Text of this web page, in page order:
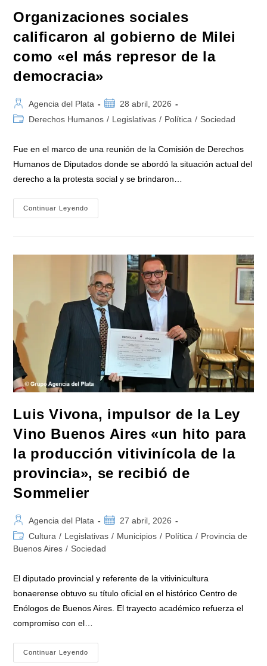
Organizaciones sociales
calificaron al gobierno de Milei
como «el más represor de la
democracia»
Autor
de
Agencia del Plata
Publicación
de
28 abril, 2026
Categoría
Derechos Humanos / Legislativas / Política / Sociedad
Fue en el marco de una reunión de la Comisión de Derechos
Humanos de Diputados donde se abordó la situación actual del
derecho a la protesta social y se brindaron…
Continuar Leyendo
Sociales
«el
Más
Represor
De
La
Democracia»
Luis Vivona, impulsor de la Ley
Vino Buenos Aires «un hito para
la producción vitivinícola de la
provincia», se recibió de
Sommelier
Autor
de
la
Agencia del Plata
Publicación
de
la
27 abril, 2026
Categoría
de
Cultura / Legislativas / Municipios / Política / Provincia de
Buenos Aires / Sociedad
El diputado provincial y referente de la vitivinicultura
bonaerense obtuvo su título oficial en el histórico Centro de
Enólogos de Buenos Aires. El trayecto académico refuerza el
compromiso con el…
Continuar Leyendo
Vivona,